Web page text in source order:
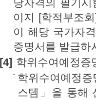
당자격의 필기
이지 [학적부조
이 해당 국가자
증명서를 발급하
[4] 학위수여예정증
학위수여예정
스템」을 통해